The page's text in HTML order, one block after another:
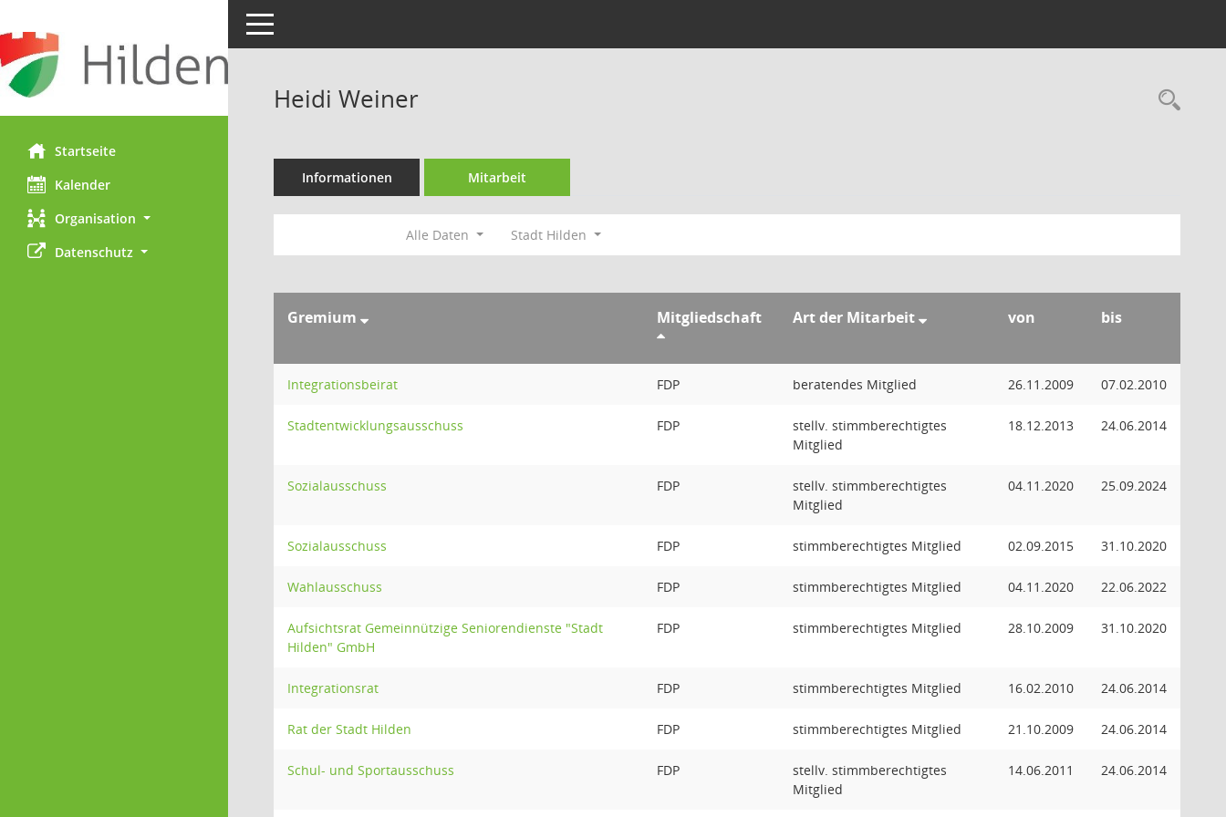
Startseite
Kalender
Organisation
Datenschutz
Toggle navigation
Heidi Weiner
Informationen Mitarbeit
Alle Daten Stadt Hilden
Gremium Mitgliedschaft Art der Mitarbeit von bis
Integrationsbeirat FDP beratendes Mitglied 26.11.2009 07.02.2010
Stadtentwicklungsausschuss FDP
stellv. stimmberechtigtes
Mitglied
18.12.2013 24.06.2014
Sozialausschuss FDP
stellv. stimmberechtigtes
Mitglied
04.11.2020 25.09.2024
Sozialausschuss FDP stimmberechtigtes Mitglied 02.09.2015 31.10.2020
Wahlausschuss FDP stimmberechtigtes Mitglied 04.11.2020 22.06.2022
Aufsichtsrat Gemeinnützige Seniorendienste "Stadt
Hilden" GmbH
FDP stimmberechtigtes Mitglied 28.10.2009 31.10.2020
Integrationsrat FDP stimmberechtigtes Mitglied 16.02.2010 24.06.2014
Rat der Stadt Hilden FDP stimmberechtigtes Mitglied 21.10.2009 24.06.2014
Schul- und Sportausschuss FDP
stellv. stimmberechtigtes
Mitglied
14.06.2011 24.06.2014